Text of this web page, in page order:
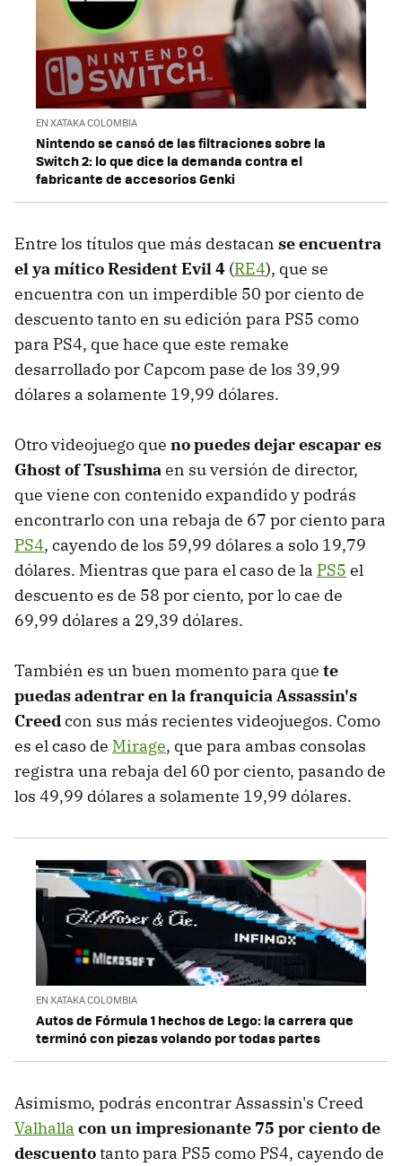
EN XATAKA COLOMBIA
Nintendo se cansó de las filtraciones sobre la
Switch 2: lo que dice la demanda contra el
fabricante de accesorios Genki
Entre los títulos que más destacan se encuentra
el ya mítico Resident Evil 4 (RE4), que se
encuentra con un imperdible 50 por ciento de
descuento tanto en su edición para PS5 como
para PS4, que hace que este remake
desarrollado por Capcom pase de los 39,99
dólares a solamente 19,99 dólares.
Otro videojuego que no puedes dejar escapar es
Ghost of Tsushimaen su versión de director,
que viene con contenido expandido y podrás
encontrarlo con una rebaja de 67 por ciento para
PS4, cayendo de los 59,99 dólares a solo 19,79
dólares. Mientras que para el caso de la PS5 el
descuento es de 58 por ciento, por lo cae de
69,99 dólares a 29,39 dólares.
También es un buen momento para que te
puedas adentrar en la franquicia Assassin's
Creedcon sus más recientes videojuegos. Como
es el caso de Mirage, que para ambas consolas
registra una rebaja del 60 por ciento, pasando de
los 49,99 dólares a solamente 19,99 dólares.
EN XATAKA COLOMBIA
Autos de Fórmula 1 hechos de Lego: la carrera que
terminó con piezas volando por todas partes
Asimismo, podrás encontrar Assassin's Creed
Valhalla con un impresionante 75 por ciento de
descuentotanto para PS5 como PS4, cayendo de